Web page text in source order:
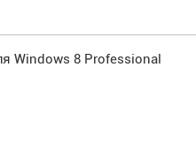
Windows 8 Professional